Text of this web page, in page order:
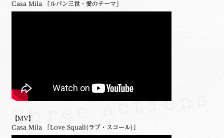
Casa Mila 「ルパン三世・愛のテーマ」
【MV】
Casa Mila 「Love Squall(ラブ・スコール)」